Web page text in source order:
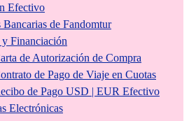
Efectivo
Bancarias de Fandomtur
y Financiación
de Autorización de Compra
de Pago de Viaje en Cuotas
de Pago USD | EUR Efectivo
Electrónicas